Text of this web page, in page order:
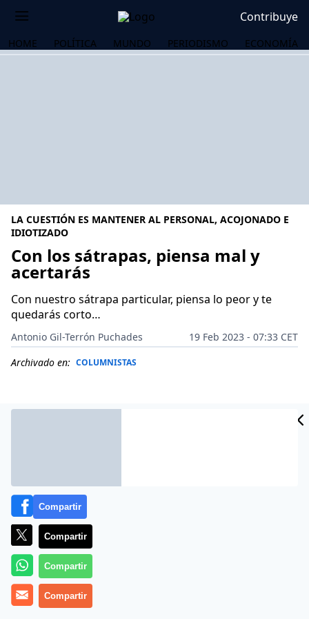
Contribuye
HOME POLÍTICA MUNDO PERIODISMO ECONOMÍA
LA CUESTIÓN ES MANTENER AL PERSONAL, ACOJONADO E
IDIOTIZADO
Con los sátrapas, piensa mal y
acertarás
Con nuestro sátrapa particular, piensa lo peor y te
quedarás corto…
Antonio Gil-Terrón Puchades
19 Feb 2023 - 07:33 CET
Archivado en: COLUMNISTAS
Más información
Compartir
Compartir
Compartir
Compartir